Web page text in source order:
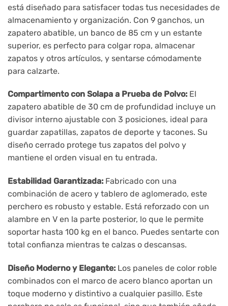
está diseñado para satisfacer todas tus necesidades de
almacenamiento y organización. Con 9 ganchos, un
zapatero abatible, un banco de 85 cm y un estante
superior, es perfecto para colgar ropa, almacenar
zapatos y otros artículos, y sentarse cómodamente
para calzarte.
Compartimento con Solapa a Prueba de Polvo: El
zapatero abatible de 30 cm de profundidad incluye un
divisor interno ajustable con 3 posiciones, ideal para
guardar zapatillas, zapatos de deporte y tacones. Su
diseño cerrado protege tus zapatos del polvo y
mantiene el orden visual en tu entrada.
Estabilidad Garantizada: Fabricado con una
combinación de acero y tablero de aglomerado, este
perchero es robusto y estable. Está reforzado con un
alambre en V en la parte posterior, lo que le permite
soportar hasta 100 kg en el banco. Puedes sentarte con
total confianza mientras te calzas o descansas.
Diseño Moderno y Elegante: Los paneles de color roble
combinados con el marco de acero blanco aportan un
toque moderno y distintivo a cualquier pasillo. Este